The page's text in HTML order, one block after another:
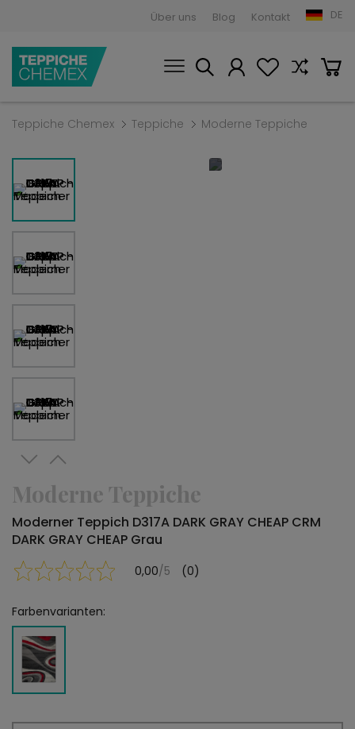
Über uns Blog Kontakt DE
Teppiche Chemex Teppiche Moderne Teppiche
Moderne Teppiche
Moderner Teppich D317A DARK GRAY CHEAP CRM
DARK GRAY CHEAP Grau
0,00/5 (0)
Farbenvarianten: